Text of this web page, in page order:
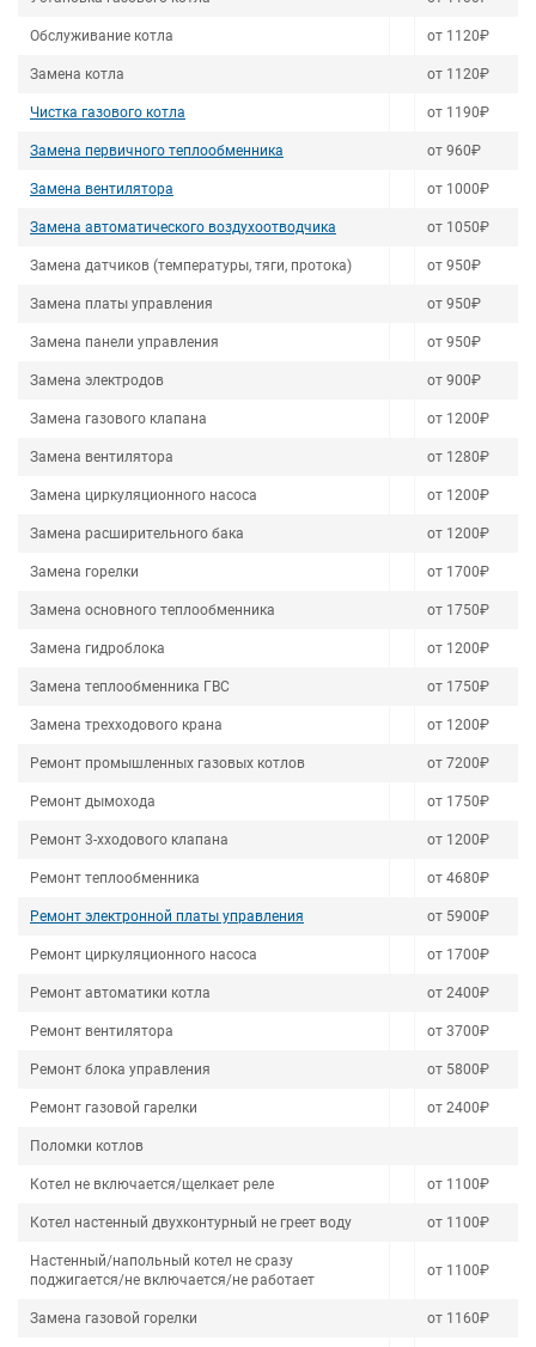
Обслуживание котла от 1120₽
Замена котла от 1120₽
Чистка газового котла от 1190₽
Замена первичного теплообменника от 960₽
Замена вентилятора от 1000₽
Замена автоматического воздухоотводчика от 1050₽
Замена датчиков (температуры, тяги, протока) от 950₽
Замена платы управления от 950₽
Замена панели управления от 950₽
Замена электродов от 900₽
Замена газового клапана от 1200₽
Замена вентилятора от 1280₽
Замена циркуляционного насоса от 1200₽
Замена расширительного бака от 1200₽
Замена горелки от 1700₽
Замена основного теплообменника от 1750₽
Замена гидроблока от 1200₽
Замена теплообменника ГВС от 1750₽
Замена трехходового крана от 1200₽
Ремонт промышленных газовых котлов от 7200₽
Ремонт дымохода от 1750₽
Ремонт 3-хходового клапана от 1200₽
Ремонт теплообменника от 4680₽
Ремонт электронной платы управления от 5900₽
Ремонт циркуляционного насоса от 1700₽
Ремонт автоматики котла от 2400₽
Ремонт вентилятора от 3700₽
Ремонт блока управления от 5800₽
Ремонт газовой гарелки от 2400₽
Поломки котлов
Котел не включается/щелкает реле от 1100₽
Котел настенный двухконтурный не греет воду от 1100₽
Настенный/напольный котел не сразу
поджигается/не включается/не работает
от 1100₽
Замена газовой горелки от 1160₽